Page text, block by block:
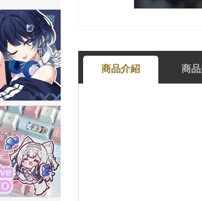
商品介紹 商